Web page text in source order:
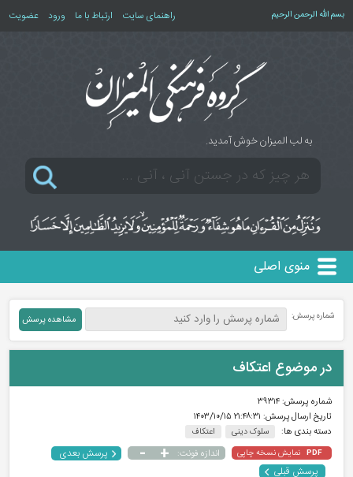
بسم الله الرحمن الرحیم راهنمای سایت ارتباط با ما ورود عضویت
به لب المیزان خوش آمدید.
منوی اصلی
شماره پرسش:
در موضوع اعتکاف
شماره پرسش:۳۹۳۱۴
تاریخ ارسال پرسش: ۲۱:۴۸:۳۱ ۱۴۰۳/۱۰/۱۵
دسته بندی ها:
سلوک دینی اعتکاف
PDF نمایش نسخه چاپی اندازه فونت: +
-
پرسش بعدی
پرسش قبلی